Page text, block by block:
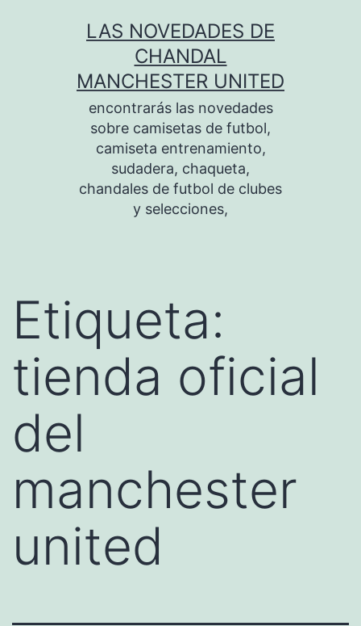
LAS NOVEDADES DE
CHANDAL
MANCHESTER UNITED
encontrarás las novedades
sobre camisetas de futbol,
camiseta entrenamiento,
sudadera, chaqueta,
chandales de futbol de clubes
y selecciones,
Etiqueta:
tienda oficial
del
manchester
united